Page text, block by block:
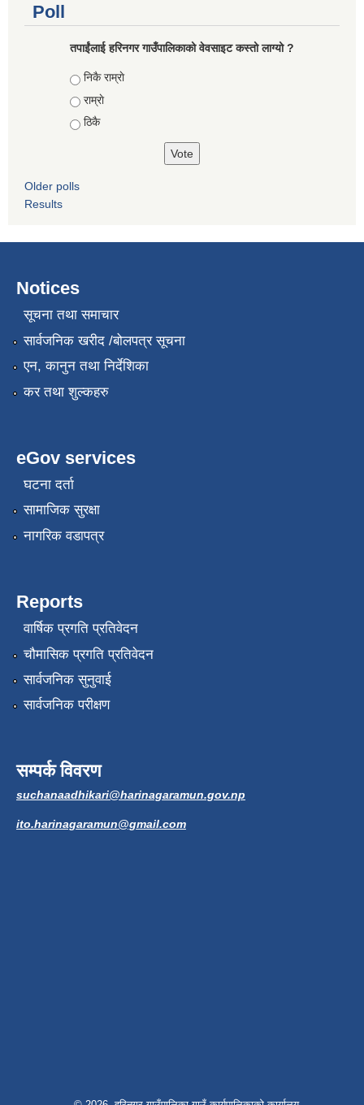
Poll
तपाईंलाई हरिनगर गाउँपालिकाको वेवसाइट कस्तो लाग्यो ?
Choices
निकै राम्राे
राम्राे
ठिकै
Older polls
Results
Notices
सूचना तथा समाचार
सार्वजनिक खरीद /बोलपत्र सूचना
एन, कानुन तथा निर्देशिका
कर तथा शुल्कहरु
eGov services
घटना दर्ता
सामाजिक सुरक्षा
नागरिक वडापत्र
Reports
वार्षिक प्रगति प्रतिवेदन
चौमासिक प्रगति प्रतिवेदन
सार्वजनिक सुनुवाई
सार्वजनिक परीक्षण
सम्पर्क विवरण
suchanaadhikari@harinagaramun.gov.np
ito.harinagaramun@gmail.com